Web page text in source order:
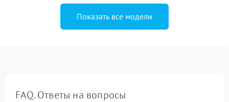
Показать все модели
FAQ. Ответы на вопросы